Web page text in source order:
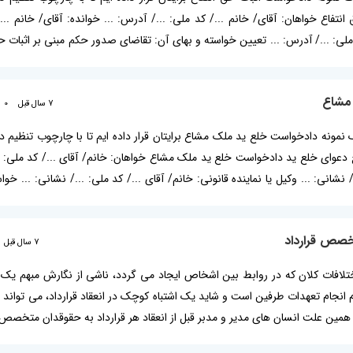
خواهان: آقای/ خانم .../ کد ملی: .../ آدرس: ... خوانده: آقای/ خانم
.../ آدرس: ... تعیین خواسته و بهای آن: تقاضای صدور حکم مبنی بر اثبات
7 سال قبل 0
یک نمونه دادخواست خلع ید ملک مشاع برایتان قرار داده ایم تا با چارچوب
دعوای خلع ید دادخواست خلع ید ملک مشاع خواهان: خانم/ آقای .../ کد
قرارداد 7 سال قبل
کلان که در روابط بین اشخاص ایجاد می گردد، ناشی از نگارش مبهم یک
تعهدات طرفین است و شاید یک اشتباه کوچک در انعقاد قرارداد، می
همین علت انسان های مدیر و مدبر قبل از انعقاد هر قرارداد به حقوقدان